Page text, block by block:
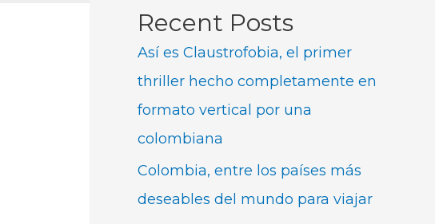
Recent Posts
Así es Claustrofobia, el primer
thriller hecho completamente en
formato vertical por una
colombiana
Colombia, entre los países más
deseables del mundo para viajar